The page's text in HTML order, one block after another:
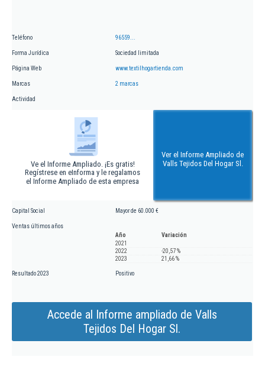
Teléfono 96559...
Forma Jurídica Sociedad limitada
Página Web www.textilhogartienda.com
Marcas 2 marcas
Actividad
Ve el Informe Ampliado. ¡Es gratis!
Regístrese en eInforma y le regalamos
el Informe Ampliado de esta empresa
Ver el Informe Ampliado de
Valls Tejidos Del Hogar Sl.
Capital Social Mayor de 60.000 €
Ventas últimos años
Año
Variación
2021
2022
-20,57 %
2023
21,66 %
Resultado 2023 Positivo
Accede al Informe ampliado de Valls
Tejidos Del Hogar Sl.